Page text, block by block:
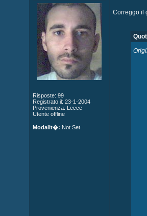
Risposte: 99
Registrato il: 23-1-2004
Provenienza: Lecce
Utente offline
Modalit�: Not Set
Correggo il